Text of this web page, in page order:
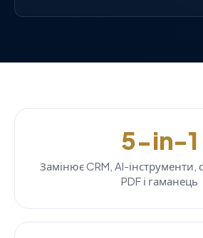
5-in-1
Замінює CRM, AI-інструменти,
PDF і гаманець